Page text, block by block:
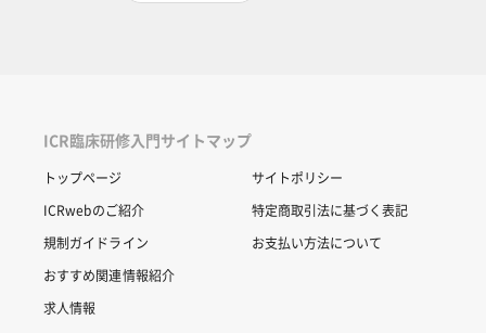
ICR臨床研修入門サイトマップ
トップページ
ICRwebのご紹介
規制ガイドライン
おすすめ関連情報紹介
求人情報
サイトポリシー
特定商取引法に基づく表記
お支払い方法について